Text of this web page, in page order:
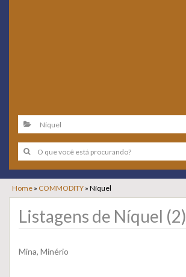
Home » COMMODITY » Níquel
Listagens de Níquel (2)
Mina, Minério